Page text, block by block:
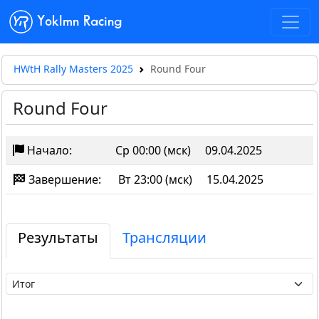
Yoklmn Racing
HWtH Rally Masters 2025 Round Four
Round Four
Начало: Ср 00:00 (мск)
09.04.2025
Завершение:
Вт 23:00 (мск) 15.04.2025
Результаты Трансляции